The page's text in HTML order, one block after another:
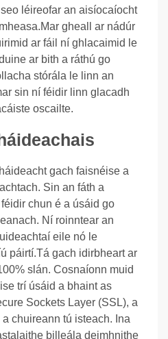
léireofar an aisíocaíocht
Mar gheall ar nádúr
ar fáil ní ghlacaimid le
ar bith a ráthú go
stórála le linn an
sin ní féidir linn glacadh
oscailte.
gach faisnéise a
Sin an fáth a
chun é a úsáid go
Ní roinntear an
eile nó le
páirtí.Tá gach idirbheart ar
slán. Cosnaíonn muid
trí úsáid a bhaint as
Sockets Layer (SSL), a
chuireann tú isteach. Ina
billeála deimhnithe